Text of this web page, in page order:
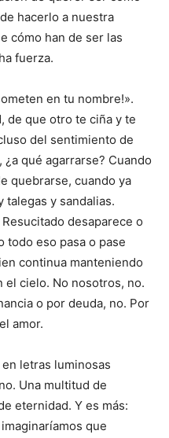
hacerlo a nuestra
cómo han de ser las
fuerza.
en tu nombre!».
de que otro te ciña y te
del sentimiento de
qué agarrarse? Cuando
quebrarse, cuando ya
talegas y sandalias.
desaparece o
todo eso pasa o pase
continua manteniendo
cielo. No nosotros, no.
o por deuda, no. Por
amor.
letras luminosas
Una multitud de
eternidad. Y es más:
que